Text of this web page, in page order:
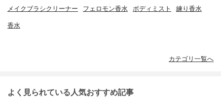
メイクブラシクリーナー フェロモン香水 ボディミスト 練り香水
香水
カテゴリ一覧へ
よく見られている人気おすすめ記事